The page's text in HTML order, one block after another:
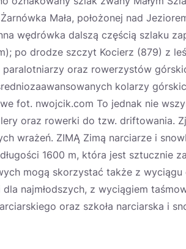
Mała, położonej nad
wędrówka dalszą częścią szlaku
po drodze szczyt Kocierz (879) z
paralotniarzy oraz rowerzystów
kolarzy
fot. nwojcik.com To jednak nie
oraz rowerki do tzw. driftowania.
wrażeń. ZIMĄ Zimą narciarze i
1600 m, która jest sztucznie
mogą skorzystać także z
najmłodszych, z wyciągiem
oraz szkoła narciarska i